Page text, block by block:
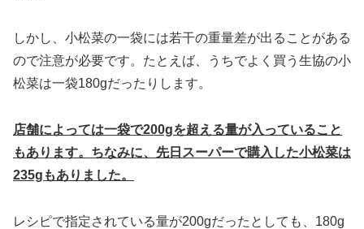
しかし、小松菜の一袋には若干の重量差が出ることがある
ので注意が必要です。たとえば、うちでよく買う生協の小
松菜は一袋180gだったりします。
店舗によっては一袋で200gを超える量が入っていること
もあります。ちなみに、先日スーパーで購入した小松菜は
235gもありました。
レシピで指定されている量が200gだったとしても、180g